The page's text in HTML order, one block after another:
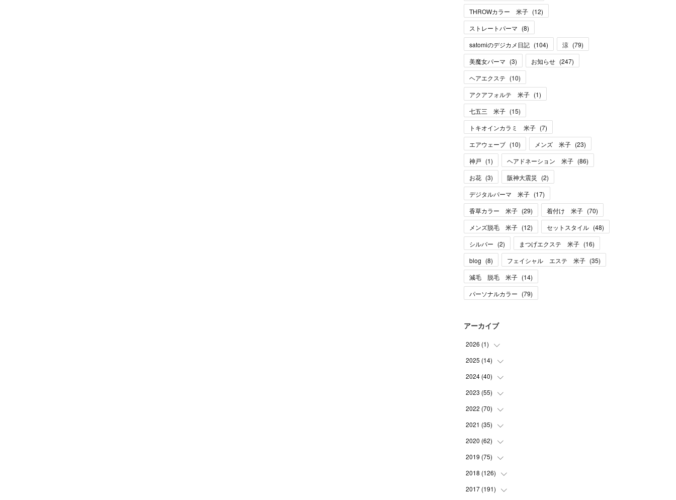
THROWカラー 米子 (12)
ストレートパーマ (8)
satomiのデジカメ日記 (104) 涼 (79)
美魔女パーマ (3) お知らせ (247)
ヘアエクステ (10)
アクアフォルテ 米子 (1)
七五三 米子 (15)
トキオインカラミ 米子 (7)
エアウェーブ (10) メンズ 米子 (23)
神戸 (1) ヘアドネーション 米子 (86)
お花 (3) 阪神大震災 (2)
デジタルパーマ 米子 (17)
香草カラー 米子 (29) 着付け 米子 (70)
メンズ脱毛 米子 (12) セットスタイル (48)
シルバー (2) まつげエクステ 米子 (16)
blog (8) フェイシャル エステ 米子 (35)
減毛 脱毛 米子 (14)
パーソナルカラー (79)
アーカイブ
2026 (1)
(1
2025 (14)
(10
)
(1
(1
(2
2024 (40)
(1
(1
(3
(2
(7
(4)
(3)
2023 (55)
(2
(4
(3
(3
(6)
(4)
2022 (70)
(7
(11
)
(8
(1)
(3)
2021 (35)
(5
(7
(5)
(3)
2020 (62)
(6
(9)
(7)
2019 (75)
(1)
(2)
2018 (126)
(6)
2017 (191)